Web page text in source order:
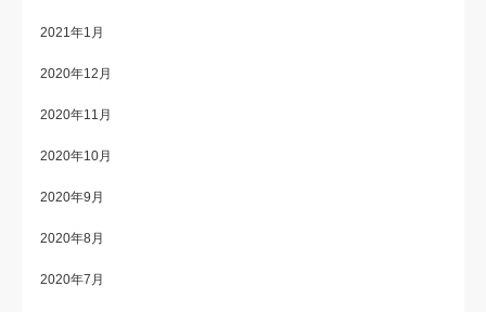
2021年1月
2020年12月
2020年11月
2020年10月
2020年9月
2020年8月
2020年7月